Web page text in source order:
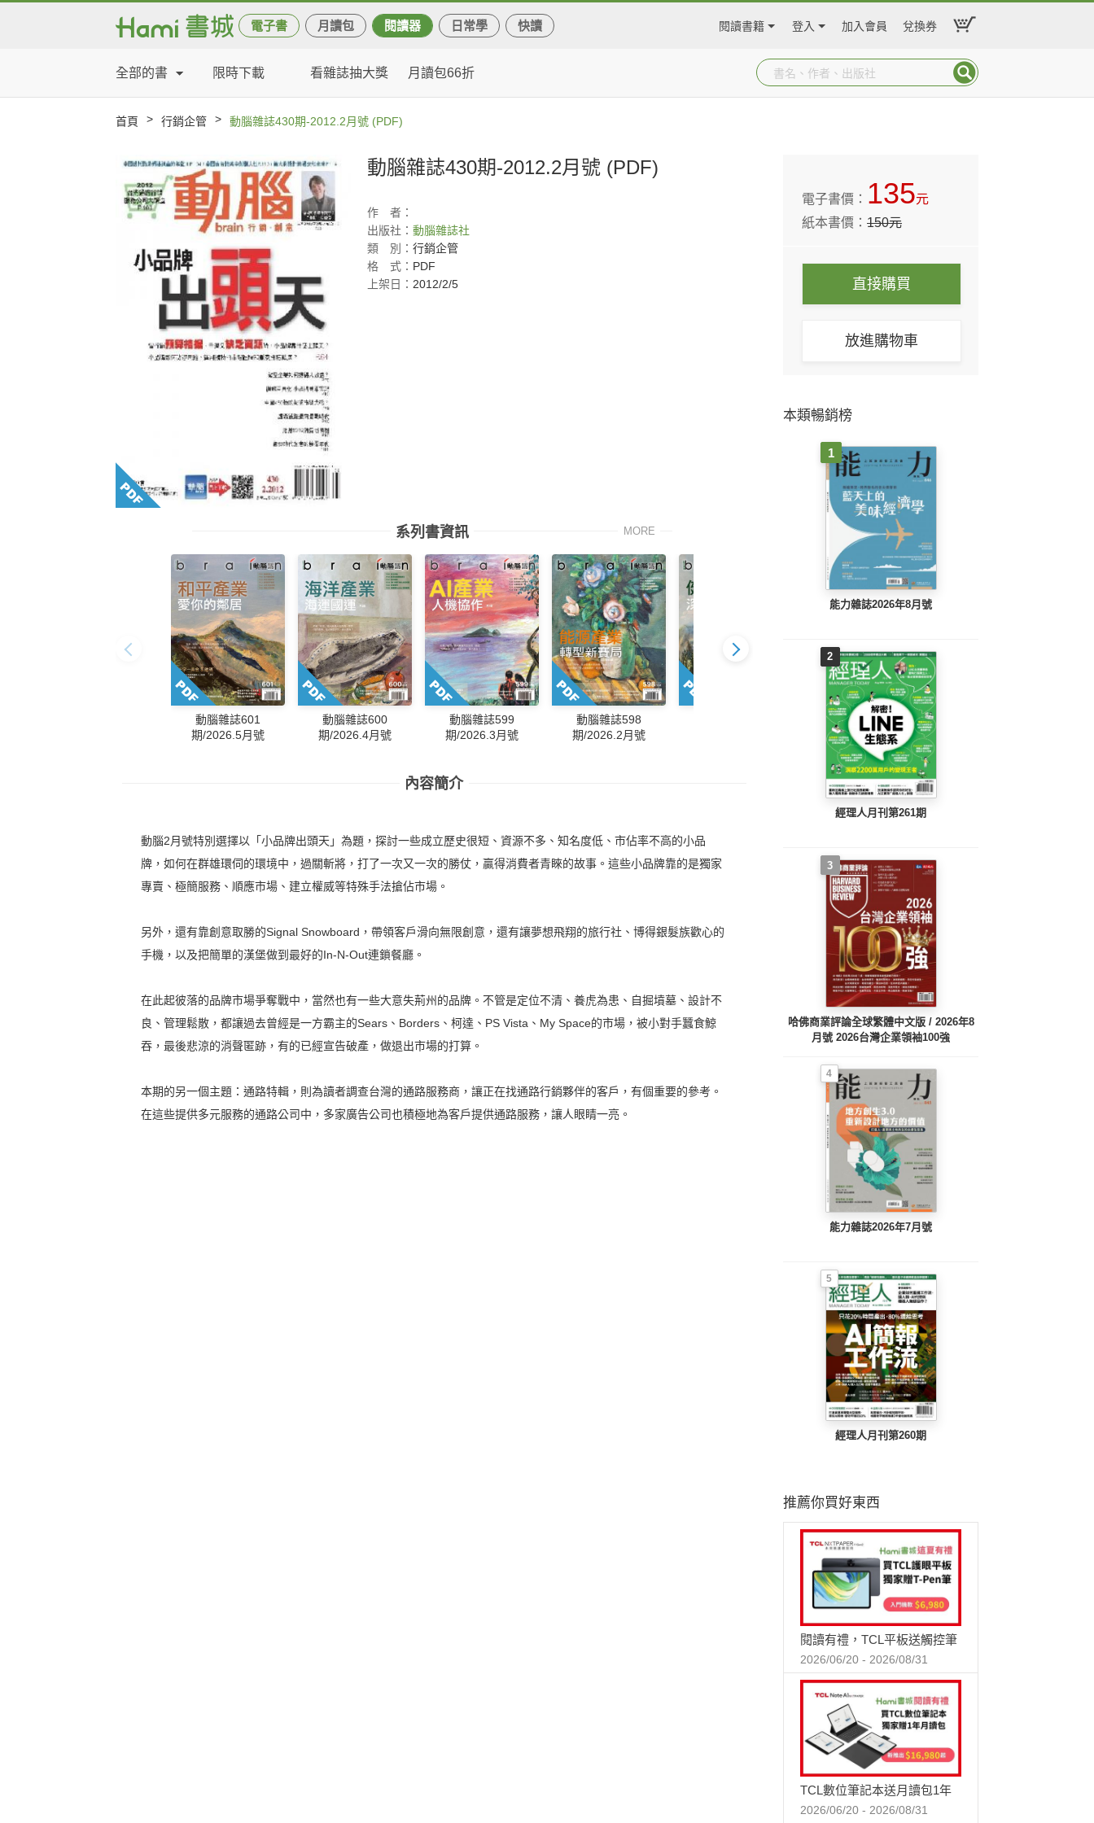
電子書 月讀包 閱讀器 日常學 快讀 閱讀書籍 登入 加入會員 兌換券
全部的書 限時下載 看雜誌抽大獎 月讀包66折
首頁 > 行銷企管 > 動腦雜誌430期-2012.2月號 (PDF)
動腦雜誌430期-2012.2月號 (PDF)
作
者：
出版社： 動腦雜誌社
類
別： 行銷企管
格
式： PDF
上架日： 2012/2/5
系列書資訊 MORE
動腦雜誌601
期/2026.5月號
動腦雜誌600
期/2026.4月號
動腦雜誌599
期/2026.3月號
動腦雜誌598
期/2026.2月號
動腦雜誌596
期/2025.12月號
內容簡介
動腦2月號特別選擇以「小品牌出頭天」為題，探討一些成立歷史很短、資源不多、知名度低、市佔率不高的小品
牌，如何在群雄環伺的環境中，過關斬將，打了一次又一次的勝仗，贏得消費者青睞的故事。這些小品牌靠的是獨家
專賣、極簡服務、順應市場、建立權威等特殊手法搶佔市場。
另外，還有靠創意取勝的Signal Snowboard，帶領客戶滑向無限創意，還有讓夢想飛翔的旅行社、博得銀髮族歡心的
手機，以及把簡單的漢堡做到最好的In-N-Out連鎖餐廳。
在此起彼落的品牌市場爭奪戰中，當然也有一些大意失荊州的品牌。不管是定位不清、養虎為患、自掘墳墓、設計不
良、管理鬆散，都讓過去曾經是一方霸主的Sears、Borders、柯達、PS Vista、My Space的市場，被小對手蠶食鯨
吞，最後悲涼的消聲匿跡，有的已經宣告破產，做退出市場的打算。
本期的另一個主題：通路特輯，則為讀者調查台灣的通路服務商，讓正在找通路行銷夥伴的客戶，有個重要的參考。
在這些提供多元服務的通路公司中，多家廣告公司也積極地為客戶提供通路服務，讓人眼睛一亮。
電子書價： 135元
紙本書價：150元
直接購買
放進購物車
本類暢銷榜
1
能力雜誌2026年8月號
2
經理人月刊第261期
3
哈佛商業評論全球繁體中文版 / 2026年8
月號 2026台灣企業領袖100強
4
能力雜誌2026年7月號
5
經理人月刊第260期
推薦你買好東西
閱讀有禮，TCL平板送觸控筆
2026/06/20 - 2026/08/31
TCL數位筆記本送月讀包1年
2026/06/20 - 2026/08/31